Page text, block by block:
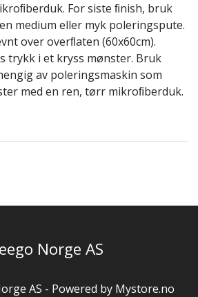
For siste ﬁnish, bruk
medium eller myk poleringspute.
over overﬂaten (60x60cm).
trykk i et kryss mønster. Bruk
av poleringsmaskin som
med en ren, tørr mikroﬁberduk.
Norge AS
AS - Powered by Mystore.no